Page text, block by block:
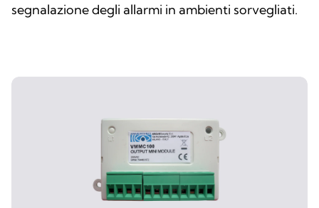
segnalazione degli allarmi in ambienti sorvegliati.